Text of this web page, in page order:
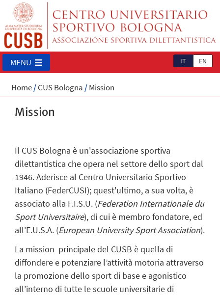
IT EN
MENU
Home/CUS Bologna /Mission
Mission
Il CUS Bologna è un'associazione sportiva
dilettantistica che opera nel settore dello sport dal
1946. Aderisce al Centro Universitario Sportivo
Italiano (FederCUSI); quest'ultimo, a sua volta, è
associato alla F.I.S.U. (Federation Internationale du
Sport Universitaire), di cui è membro fondatore, ed
all'E.U.S.A. (European University Sport Association).
La mission principale del CUSB è quella di
diffondere e potenziare l’attività motoria attraverso
la promozione dello sport di base e agonistico
all’interno di tutte le scuole universitarie di